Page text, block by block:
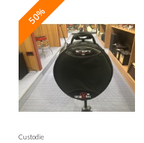
50%
Custodie